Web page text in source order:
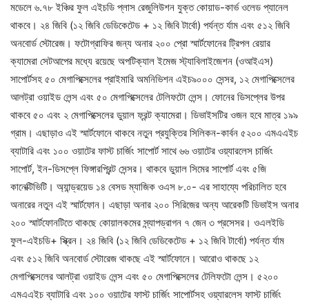
মডেলে ৬.৭৮ ইঞ্চির ফুল এইচডি প্লাস রেজুলিউশন যুক্ত কোয়াড-কার্ভ ওলেড প্যানেল
থাকবে। ২৪ জিবি (১২ জিবি ডেডিকেটেড + ১২ জিবি টার্বো) পর্যন্ত র্যাম এবং ৫১২ জিবি
অনবোর্ড স্টোরেজ। ফটোগ্রাফির জন্য অনার ২০০ প্রো স্মার্টফোনের ট্রিপল রেয়ার
ক্যামেরা সেটআপের মধ্যে রয়েছে অপটিক্যাল ইমেজ স্ট্যাবিলাইজেশন (ওআইএস)
সাপোর্টসহ ৫০ মেগাপিক্সেলের প্রাইমারি অমনিভিশন এইচ৯০০০ সেন্সর, ১২ মেগাপিক্সেলের
আলট্রা ওয়াইড লেন্স এবং ৫০ মেগাপিক্সেলের টেলিফটো লেন্স। ফোনের ডিসপ্লের উপর
থাকবে ৫০ এবং ২ মেগাপিক্সেলের ডুয়াল ফ্রন্ট ক্যামেরা। ডিভাইসটির ওজন হবে মাত্র ১৯৯
গ্রাম। এছাড়াও এই স্মার্টফোনে থাকবে নতুন প্রযুক্তির সিলিকন-কার্বন ৫২০০ এমএএইচ
ব্যাটারি এবং ১০০ ওয়াটের ফাস্ট চার্জিং সাপোর্ট সাথে ৬৬ ওয়াটের ওয়্যারলেস চার্জিং
সাপোর্ট, ইন-ডিসপ্লে ফিঙ্গারপ্রিন্ট সেন্সর। থাকবে ডুয়াল সিমের সাপোর্ট এবং ৫জি
কানেক্টিভিটি। অ্যান্ড্রয়েড ১৪ বেসড ম্যাজিক ওএস ৮.০- এর সাহায্যে পরিচালিত হবে
অনারের নতুন এই স্মার্টফোন। এছাড়া অনার ২০০ সিরিজের অন্য আরেকটি ডিভাইস অনার
২০০ স্মার্টফোনটিতে থাকছে কোয়ালকমের স্ন্যাপড্রাগন ৭ জেন ৩ প্রসেসর। ওএলইডি
ফুল-এইচডি+ স্ক্রিন। ২৪ জিবি (১২ জিবি ডেডিকেটেড + ১২ জিবি টার্বো) পর্যন্ত র্যাম
এবং ৫১২ জিবি অনবোর্ড স্টোরেজ থাকছে এই স্মার্টফোনে। আরোও থাকছে ১২
মেগাপিক্সেলের আলট্রা ওয়াইড লেন্স এবং ৫০ মেগাপিক্সেলের টেলিফটো লেন্স। ৫২০০
এমএএইচ ব্যাটারি এবং ১০০ ওয়াটের ফাস্ট চার্জিং সাপোর্টসহ ওয়্যারলেস ফাস্ট চার্জিং